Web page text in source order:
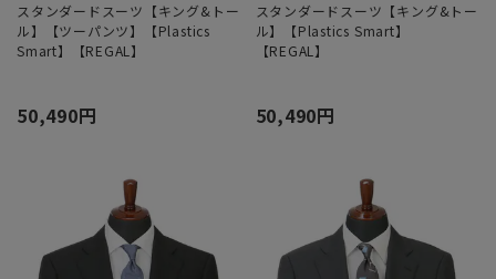
スタンダードスーツ【キング&トー
ル】【ツーパンツ】【Plastics
Smart】【REGAL】
50,490円
スタンダードスーツ【キング&トー
ル】【Plastics Smart】
【REGAL】
50,490円